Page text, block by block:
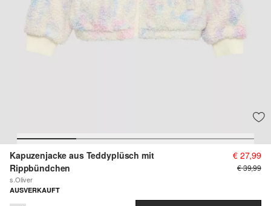
Kapuzenjacke aus Teddyplüsch mit
Rippbündchen
s.Oliver
€ 27,99
€ 39,99
AUSVERKAUFT